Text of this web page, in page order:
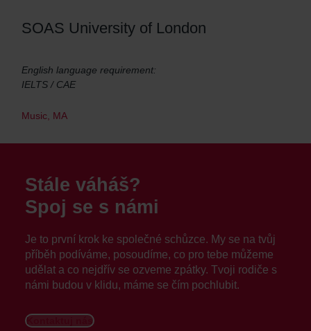
SOAS University of London
English language requirement:
IELTS / CAE
Music, MA
Stále váháš?
Spoj se s námi
Je to první krok ke společné schůzce. My se na tvůj
příběh podíváme, posoudíme, co pro tebe můžeme
udělat a co nejdřív se ozveme zpátky. Tvoji rodiče s
námi budou v klidu, máme se čím pochlubit.
Kontaktuj nás